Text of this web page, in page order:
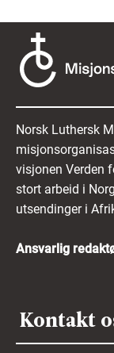
Norsk Luthersk
visjonen Verden
stort arbeid i
utsendinger i
Ansvarlig
Kontakt